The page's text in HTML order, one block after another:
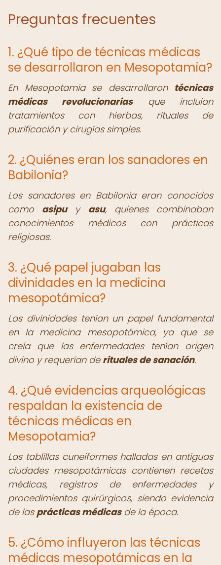
Preguntas frecuentes
1. ¿Qué tipo de técnicas médicas
se desarrollaron en Mesopotamia?
En Mesopotamia se desarrollaron técnicas
médicas revolucionariasque incluían
tratamientos con hierbas, rituales de
purificación y cirugías simples.
2. ¿Quiénes eran los sanadores en
Babilonia?
Los sanadores en Babilonia eran conocidos
como asipuy asu, quienes combinaban
conocimientos médicos con prácticas
religiosas.
3. ¿Qué papel jugaban las
divinidades en la medicina
mesopotámica?
Las divinidades tenían un papel fundamental
en la medicina mesopotámica, ya que se
creía que las enfermedades tenían origen
divino y requerían de rituales de sanación.
4. ¿Qué evidencias arqueológicas
respaldan la existencia de
técnicas médicas en
Mesopotamia?
Las tablillas cuneiformes halladas en antiguas
ciudades mesopotámicas contienen recetas
médicas, registros de enfermedades y
procedimientos quirúrgicos, siendo evidencia
de las prácticas médicasde la época.
5. ¿Cómo influyeron las técnicas
médicas mesopotámicas en la